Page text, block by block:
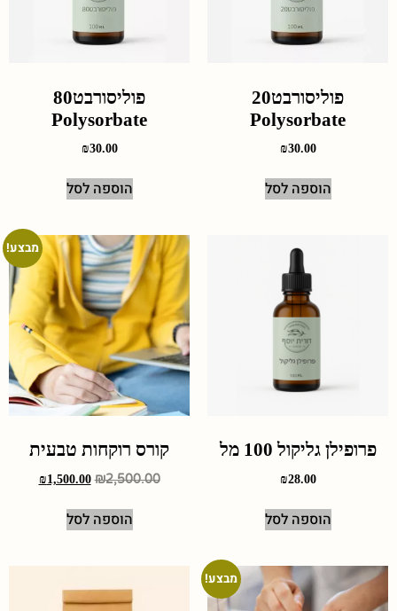
פוליסורבט20
Polysorbate
₪30.00
הוספה לסל
פוליסורבט80
Polysorbate
₪30.00
הוספה לסל
פרופילן גליקול 100 מל
₪28.00
הוספה לסל
מבצע!
קורס רוקחות טבעית
₪2,500.00
₪1,500.00
הוספה לסל
מבצע!